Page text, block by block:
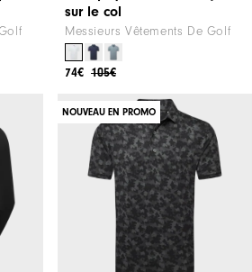
sur le col
Messieurs Vêtements De Golf
105€
74€
NOUVEAU EN PROMO